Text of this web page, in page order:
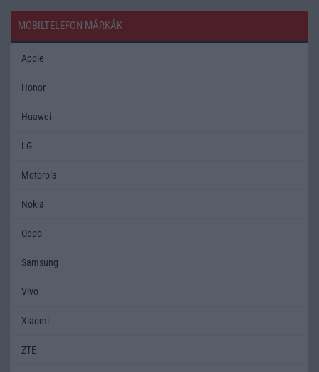
MOBILTELEFON MÁRKÁK
Apple
Honor
Huawei
LG
Motorola
Nokia
Oppo
Samsung
Vivo
Xiaomi
ZTE